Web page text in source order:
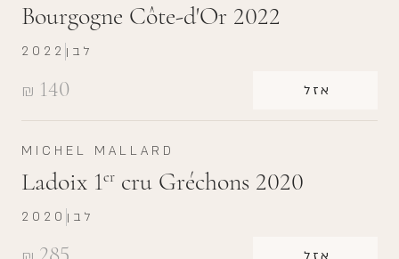
Bourgogne Côte-d'Or 2022
₪ 140 אזל
2022 לבן
MICHEL MALLARD
Ladoix 1er cru Gréchons 2020
2020 לבן